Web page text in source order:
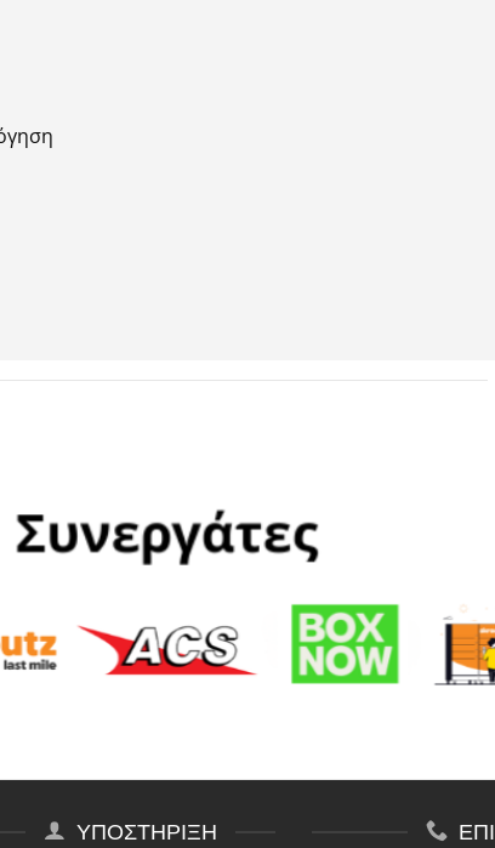
ΥΠΟΣΤΗΡΙΞΗ